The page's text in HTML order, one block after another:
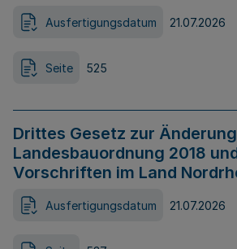
Ausfertigungsdatum 21.07.2026
Seite 525
Drittes Gesetz zur
Landesbauordnung 2018
Vorschriften im Land
Ausfertigungsdatum 21.07.2026